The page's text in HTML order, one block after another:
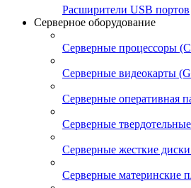
Расширители USB портов
Серверное оборудование
Серверные процессоры
Серверные видеокарты
Серверные оперативная
Серверные
Серверные жесткие
Серверные материнские